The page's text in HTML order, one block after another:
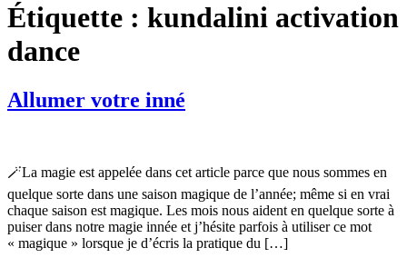
Étiquette : kundalini activation
dance
Allumer votre inné
🪄La magie est appelée dans cet article parce que nous sommes en
quelque sorte dans une saison magique de l’année; même si en vrai
chaque saison est magique. Les mois nous aident en quelque sorte à
puiser dans notre magie innée et j’hésite parfois à utiliser ce mot
« magique » lorsque je d’écris la pratique du […]